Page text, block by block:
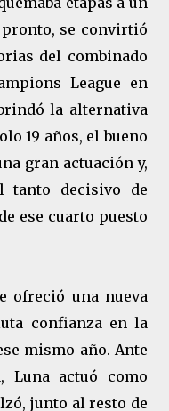
se convirtió
del combinado
League en
la alternativa
19 años, el bueno
gran actuación y,
tanto decisivo de
ese cuarto puesto
ofreció una nueva
confianza en la
mismo año. Ante
Luna actuó como
junto al resto de